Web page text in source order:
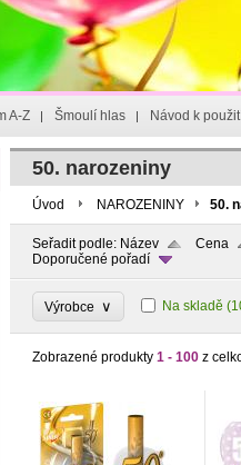
A-Z Šmoulí hlas Návod k
50. narozeniny
Úvod NAROZENINY 50.
Seřadit podle: Název
Cena
Doporučené pořadí
Výrobce ∨ Na skladě
Zobrazené produkty 1 - 100 z